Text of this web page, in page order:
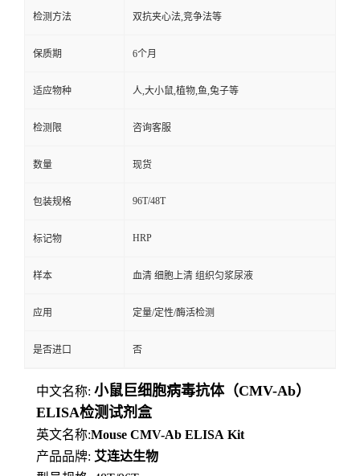
检测方法 双抗夹心法,竞争法等
保质期 6个月
适应物种 人,大小鼠,植物,鱼,兔子等
检测限 咨询客服
数量 现货
包装规格 96T/48T
标记物 HRP
样本 血清 细胞上清 组织匀浆尿液
应用 定量/定性/酶活检测
是否进口 否
中文名称: 小鼠巨细胞病毒抗体（CMV-Ab）
ELISA检测试剂盒
英文名称:Mouse CMV-Ab ELISA Kit
产品品牌: 艾连达生物